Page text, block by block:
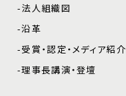
-法人組織図
-沿革
-受賞・認定・メディア紹介
-理事長講演・登壇